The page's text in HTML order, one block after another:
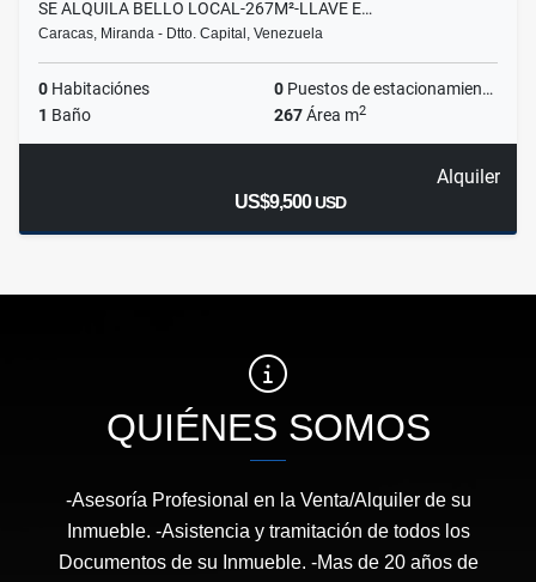
SE ALQUILA BELLO LOCAL-267M²-LLAVE E…
Caracas, Miranda - Dtto. Capital, Venezuela
0 Habitaciónes 0 Puestos de estacionamientos
1 Baño 267Área m2
Alquiler
US$9,500USD
QUIÉNES SOMOS
-Asesoría Profesional en la Venta/Alquiler de su
Inmueble. -Asistencia y tramitación de todos los
Documentos de su Inmueble. -Mas de 20 años de